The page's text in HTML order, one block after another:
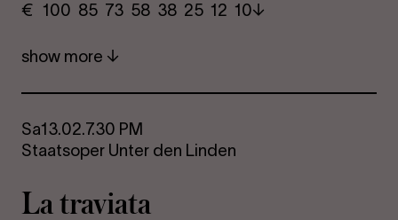
€ ​ 100 85 73​ 58 38 25​ 12 10
show more
Sa13.02.7.30 PM
Staatsoper Unter den Linden
La travi­ata